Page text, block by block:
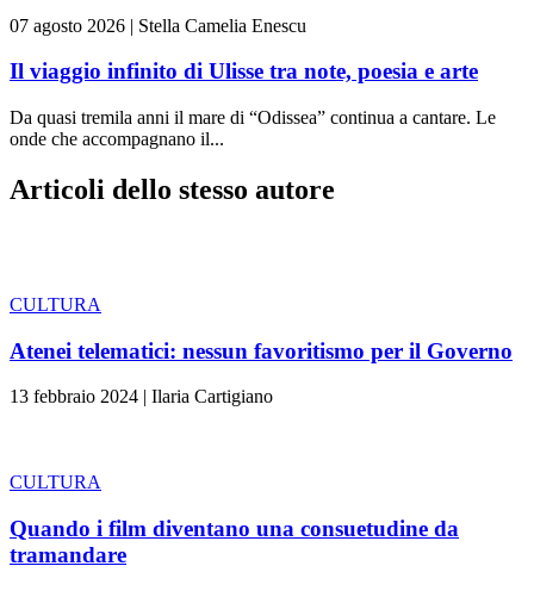
07 agosto 2026 | Stella Camelia Enescu
Il viaggio infinito di Ulisse tra note, poesia e arte
Da quasi tremila anni il mare di “Odissea” continua a cantare. Le
onde che accompagnano il...
Articoli dello stesso autore
CULTURA
Atenei telematici: nessun favoritismo per il Governo
13 febbraio 2024 | Ilaria Cartigiano
CULTURA
Quando i film diventano una consuetudine da
tramandare